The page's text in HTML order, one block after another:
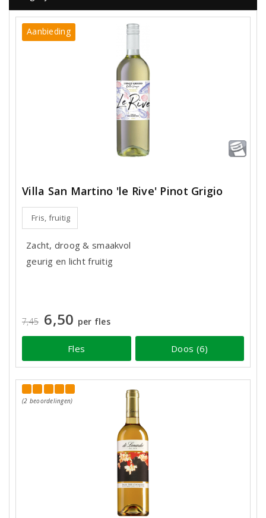
Aanbieding
Villa San Martino 'le Rive' Pinot Grigio
Fris, fruitig
Zacht, droog & smaakvol
geurig en licht fruitig
7,45 6,50 per fles
Fles Doos (6)
(2 beoordelingen)